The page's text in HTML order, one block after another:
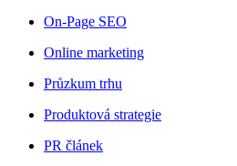
On-Page SEO
Online marketing
Průzkum trhu
Produktová strategie
PR článek